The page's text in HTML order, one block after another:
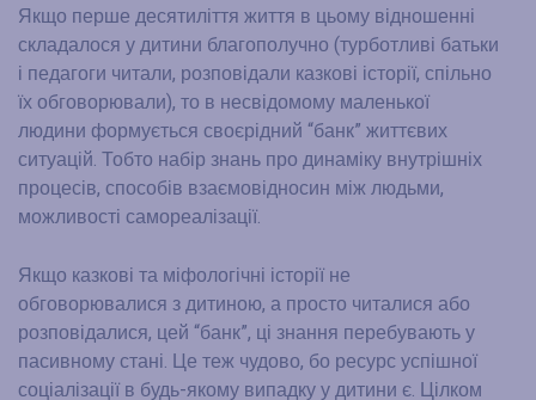
Якщо перше десятиліття життя в цьому відношенні
складалося у дитини благополучно (турботливі батьки
і педагоги читали, розповідали казкові історії, спільно
їх обговорювали), то в несвідомому маленької
людини формується своєрідний “банк” життєвих
ситуацій. Тобто набір знань про динаміку внутрішніх
процесів, способів взаємовідносин між людьми,
можливості самореалізації.
Якщо казкові та міфологічні історії не
обговорювалися з дитиною, а просто читалися або
розповідалися, цей “банк”, ці знання перебувають у
пасивному стані. Це теж чудово, бо ресурс успішної
соціалізації в будь-якому випадку у дитини є. Цілком